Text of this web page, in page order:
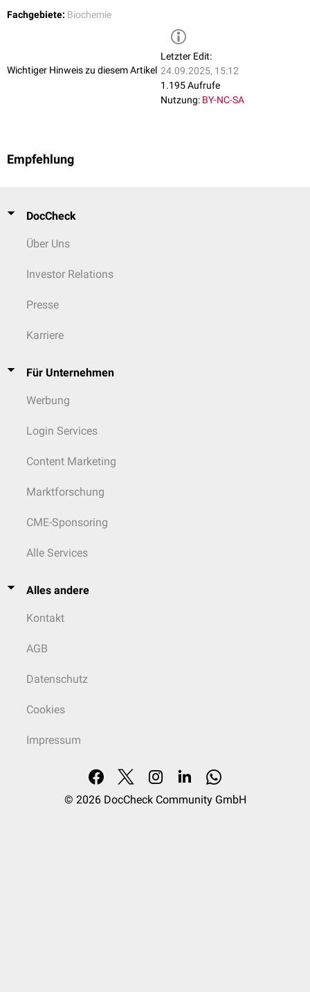
Fachgebiete: Biochemie
Wichtiger Hinweis zu diesem Artikel
Letzter Edit:
24.09.2025, 15:12
1.195 Aufrufe
Nutzung: BY-NC-SA
Empfehlung
DocCheck
Über Uns
Investor Relations
Presse
Karriere
Für Unternehmen
Werbung
Login Services
Content Marketing
Marktforschung
CME-Sponsoring
Alle Services
Alles andere
Kontakt
AGB
Datenschutz
Cookies
Impressum
© 2026 DocCheck Community GmbH